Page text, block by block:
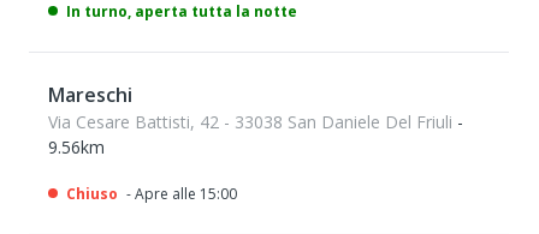
In turno, aperta tutta la notte
Mareschi
Via Cesare Battisti, 42 - 33038 San Daniele Del Friuli -
9.56km
Chiuso - Apre alle 15:00